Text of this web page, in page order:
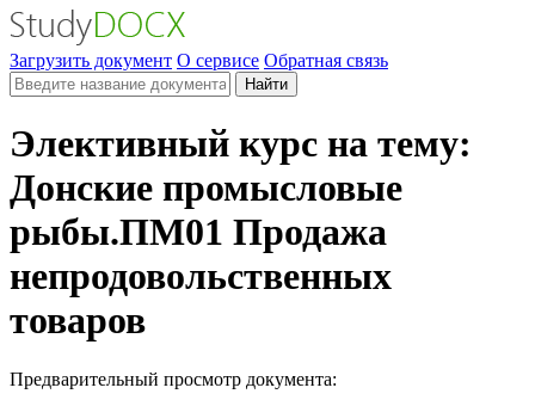
Загрузить документ О сервисе Обратная связь
Найти
Элективный курс на тему:
Донские промысловые
рыбы.ПМ01 Продажа
непродовольственных
товаров
Предварительный просмотр документа: